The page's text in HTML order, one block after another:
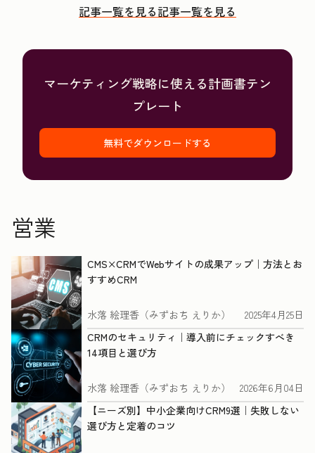
記事一覧を見る記事一覧を見る
マーケティング戦略に使える計画書テン
プレート
無料でダウンロードする
営業
CMS×CRMでWebサイトの成果アップ｜方法とお
すすめCRM
水落 絵理香（みずおち えりか）
2025年4月25日
CRMのセキュリティ｜導入前にチェックすべき
14項目と選び方
水落 絵理香（みずおち えりか）
2026年6月04日
【ニーズ別】中小企業向けCRM9選｜失敗しない
選び方と定着のコツ